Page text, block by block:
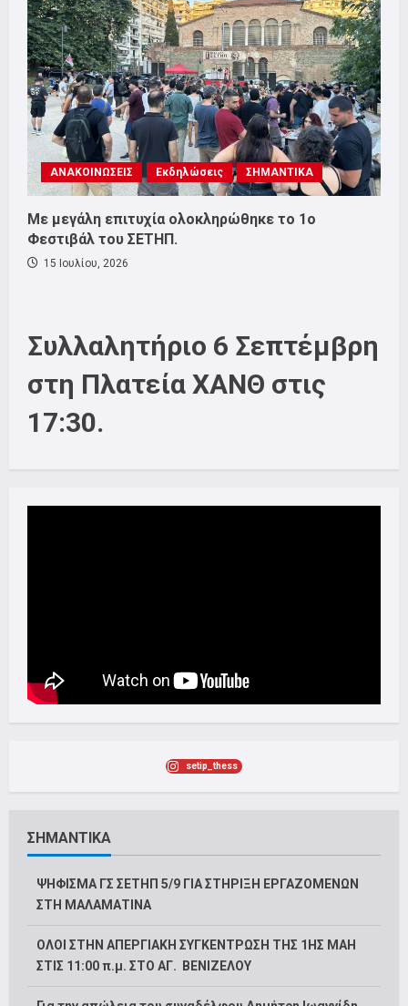
ΑΝΑΚΟΙΝΩΣΕΙΣ Εκδηλώσεις ΣΗΜΑΝΤΙΚΑ
Με μεγάλη επιτυχία ολοκληρώθηκε το 1ο
Φεστιβάλ του ΣΕΤΗΠ.
15 Ιουλίου, 2026
Συλλαλητήριο 6 Σεπτέμβρη
στη Πλατεία ΧΑΝΘ στις
17:30.
setip_thess
ΣΗΜΑΝΤΙΚΑ
ΨΗΦΙΣΜΑ ΓΣ ΣΕΤΗΠ 5/9 ΓΙΑ ΣΤΗΡΙΞΗ ΕΡΓΑΖΟΜΕΝΩΝ
ΣΤΗ ΜΑΛΑΜΑΤΙΝΑ
ΟΛΟΙ ΣΤΗΝ ΑΠΕΡΓΙΑΚΗ ΣΥΓΚΕΝΤΡΩΣΗ ΤΗΣ 1ΗΣ ΜΑΗ
ΣΤΙΣ 11:00 π.μ. ΣΤΟ ΑΓ. ΒΕΝΙΖΕΛΟΥ